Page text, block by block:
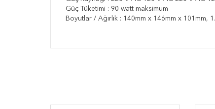
Güç Tüketimi : 90 watt maksimum
Boyutlar / Ağırlık : 140mm x 146mm x 101mm,